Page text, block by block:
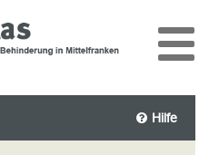
Hilfe